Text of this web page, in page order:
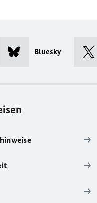
Bluesky